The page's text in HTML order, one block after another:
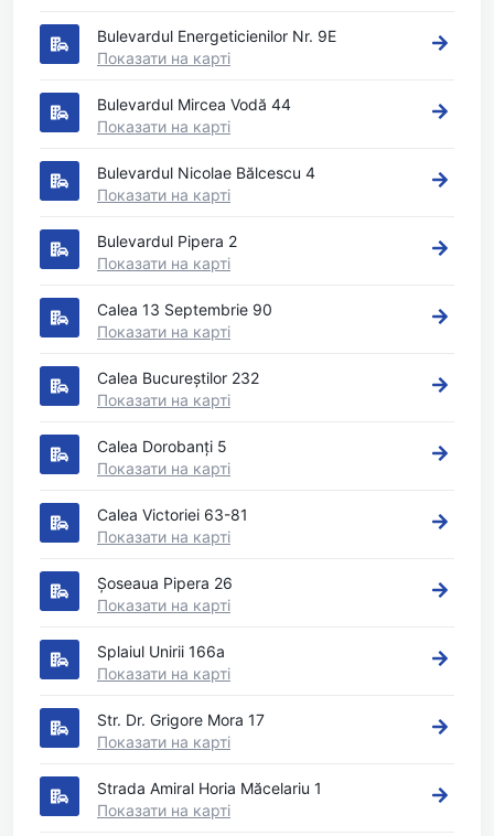
Bulevardul Energeticienilor Nr. 9E
Показати на карті
Bulevardul Mircea Vodă 44
Показати на карті
Bulevardul Nicolae Bălcescu 4
Показати на карті
Bulevardul Pipera 2
Показати на карті
Calea 13 Septembrie 90
Показати на карті
Calea Bucureștilor 232
Показати на карті
Calea Dorobanți 5
Показати на карті
Calea Victoriei 63-81
Показати на карті
Șoseaua Pipera 26
Показати на карті
Splaiul Unirii 166a
Показати на карті
Str. Dr. Grigore Mora 17
Показати на карті
Strada Amiral Horia Măcelariu 1
Показати на карті